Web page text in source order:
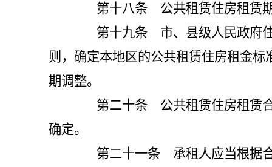
第十八条 公共租赁住房租赁期
第十九条 市、县级人民政府住
则，确定本地区的公共租赁住房租金
期调整。
第二十条 公共租赁住房租赁合
确定。
第二十一条 承租人应当根据合